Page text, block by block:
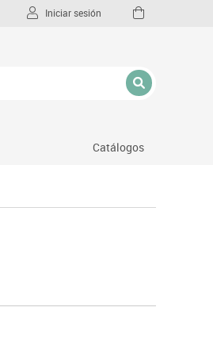
Iniciar sesión
Catálogos